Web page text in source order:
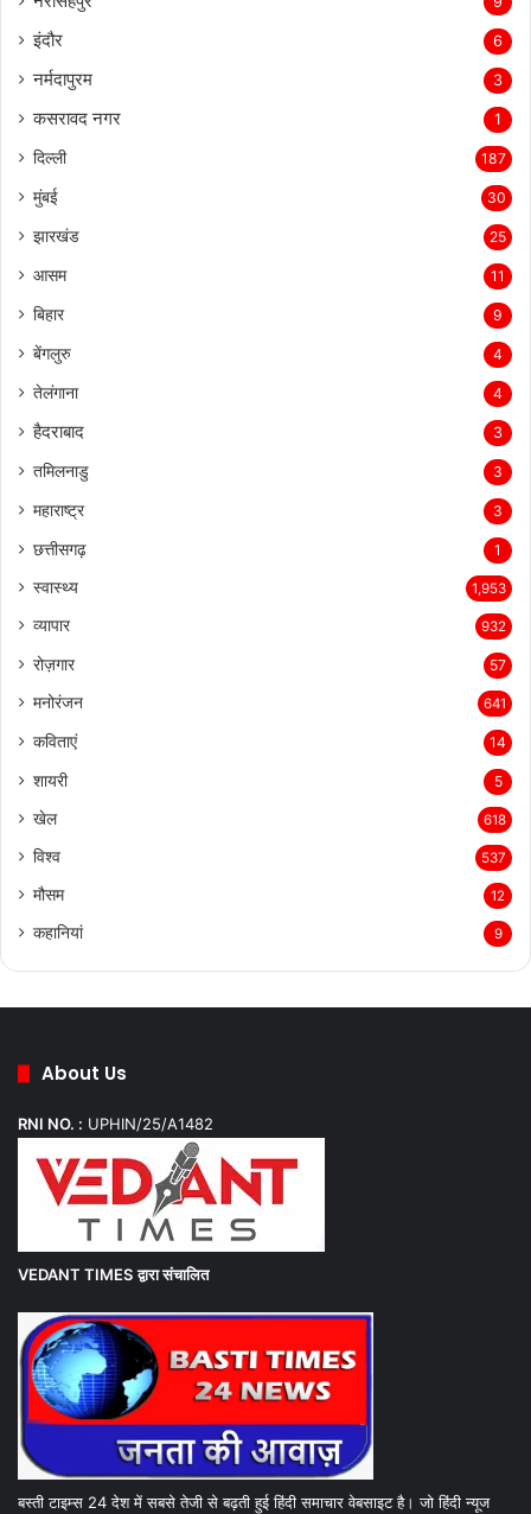
इंदौर 6
नर्मदापुरम 3
कसरावद नगर 1
दिल्ली 187
मुंबई 30
झारखंड 25
आसम 11
बिहार 9
बेंगलुरु 4
तेलंगाना 4
हैदराबाद 3
तमिलनाडु 3
महाराष्ट्र 3
छत्तीसगढ़ 1
स्वास्थ्य 1,953
व्यापार 932
रोज़गार 57
मनोरंजन 641
कविताएं 14
शायरी 5
खेल 618
विश्व 537
मौसम 12
कहानियां 9
About Us
RNI NO. : UPHIN/25/A1482
VEDANT TIMES द्वारा संचालित
बस्ती टाइम्स 24 देश में सबसे तेजी से बढ़ती हुई हिंदी समाचार वेबसाइट है। जो हिंदी न्यूज